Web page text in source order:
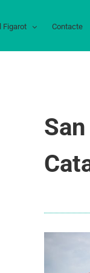
Figarot Contacte